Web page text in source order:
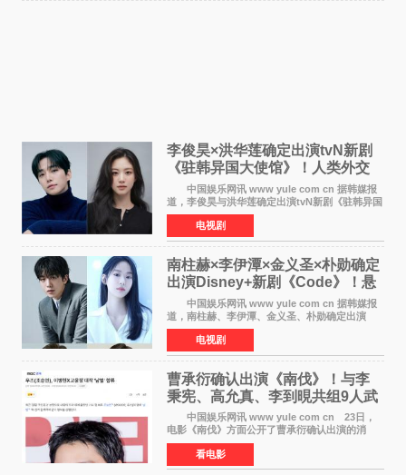
李俊昊×洪华莲确定出演tvN新剧
《驻韩异国大使馆》！人类外交
官与“龙”大使的奇幻
中国娱乐网讯 www yule com cn 据韩媒报
道，李俊昊与洪华莲确定出演tvN新剧《驻韩异国
大使馆》，分别担任男女主角，引发期待。
该剧讲述了一位因管理驻韩异国大使馆（负责管
理居住在大韩
电视剧
南柱赫×李伊潭×金义圣×朴勋确定
出演Disney+新剧《Code》！悬
疑犯罪惊悚明年上线
中国娱乐网讯 www yule com cn 据韩媒报
道，南柱赫、李伊潭、金义圣、朴勋确定出演
Disney+新剧《Code》，该剧预计将于明年播
出，引发高度关注。 本剧改编自同名人气台
剧，讲述了一位往来
电视剧
曹承衍确认出演《南伐》！与李
秉宪、高允真、李到晛共组9人武
士团
中国娱乐网讯 www yule com cn 23日，
电影《南伐》方面公开了曹承衍确认出演的消
息。通过歌手活动展现出独特色彩的曹承衍将在
片中饰演拥有出色弓箭技术的弓箭手，他将在这
一历史动作大片中展
看电影